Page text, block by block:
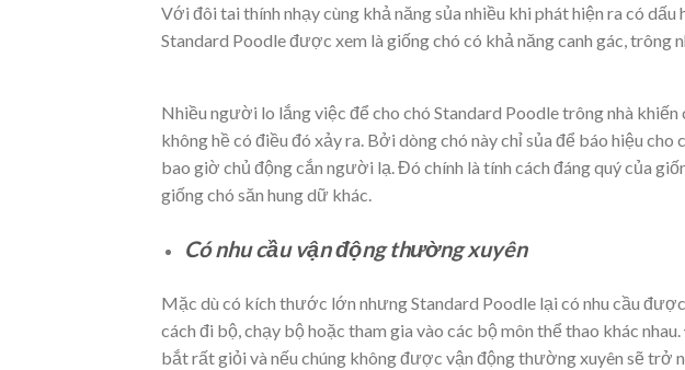
Với đôi tai thính nhạy cùng khả năng sủa nhiều khi phát hiện ra có
Standard Poodle được xem là giống chó có khả năng canh gác, trông
Nhiều người lo lắng việc để cho chó Standard Poodle trông nhà
không hề có điều đó xảy ra. Bởi dòng chó này chỉ sủa để báo hiệu
bao giờ chủ động cắn người lạ. Đó chính là tính cách đáng quý của
giống chó săn hung dữ khác.
Có nhu cầu vận động thường xuyên
Mặc dù có kích thước lớn nhưng Standard Poodle lại có nhu cầu
cách đi bộ, chạy bộ hoặc tham gia vào các bộ môn thể thao khác
bắt rất giỏi và nếu chúng không được vận động thường xuyên sẽ trở